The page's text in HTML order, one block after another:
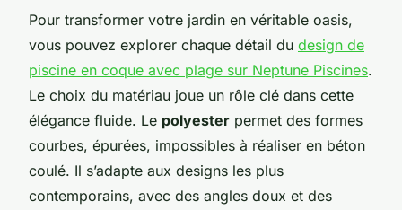
Pour transformer votre jardin en véritable oasis,
vous pouvez explorer chaque détail du design de
piscine en coque avec plage sur Neptune Piscines.
Le choix du matériau joue un rôle clé dans cette
élégance fluide. Le polyester permet des formes
courbes, épurées, impossibles à réaliser en béton
coulé. Il s’adapte aux designs les plus
contemporains, avec des angles doux et des